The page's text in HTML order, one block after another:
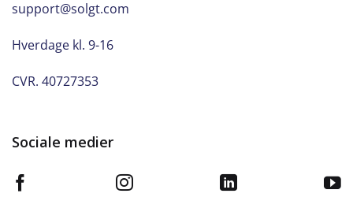
support@solgt.com
Hverdage kl. 9-16
CVR. 40727353
Sociale medier